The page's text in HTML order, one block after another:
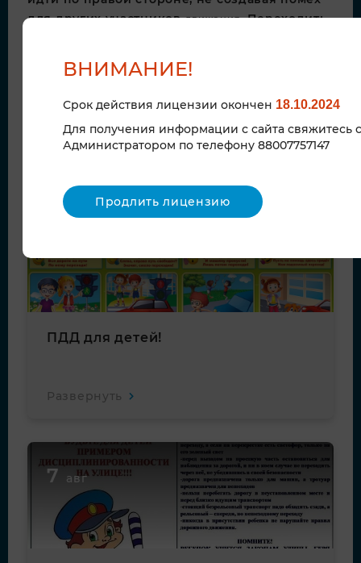
для других участниковдвижения. Переходить
нужно шагом, ни в коем случае не бежать,
ПДД для детей!
Развернуть
7 авг
ВНИМАНИЕ!
Срок действия лицензии окончен 18.10.2024
Для получения информации с сайта свяжитесь с
Администратором по телефону 88007757147
Продлить лицензию